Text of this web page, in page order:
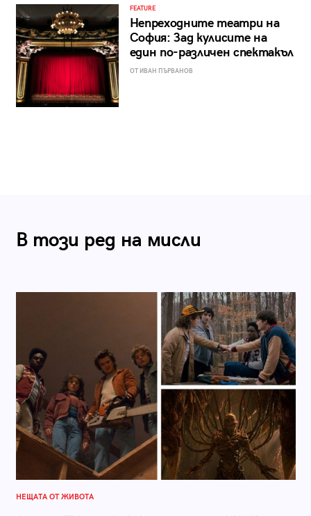
FEATURE
Непреходните театри на
София: Зад кулисите на
един по-различен спектакъл
ОТ ИВАН ПЪРВАНОВ
В този ред на мисли
НЕЩАТА ОТ ЖИВОТА